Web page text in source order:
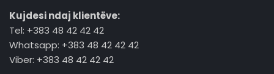
Kujdesi ndaj klientëve:
Tel: +383 48 42 42 42
Whatsapp: +383 48 42 42 42
Viber: +383 48 42 42 42